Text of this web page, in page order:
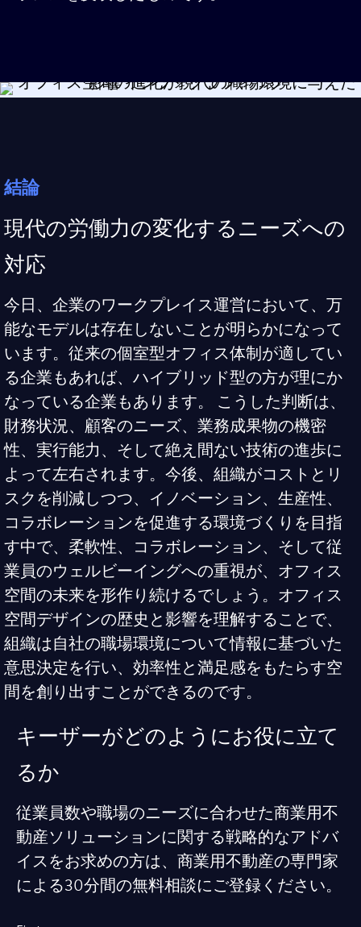
結論
現代の労働力の変化するニーズへの
対応
今日、企業のワークプレイス運営において、万
能なモデルは存在しないことが明らかになって
います。従来の個室型オフィス体制が適してい
る企業もあれば、ハイブリッド型の方が理にか
なっている企業もあります。 こうした判断は、
財務状況、顧客のニーズ、業務成果物の機密
性、実行能力、そして絶え間ない技術の進歩に
よって左右されます。今後、組織がコストとリ
スクを削減しつつ、イノベーション、生産性、
コラボレーションを促進する環境づくりを目指
す中で、柔軟性、コラボレーション、そして従
業員のウェルビーイングへの重視が、オフィス
空間の未来を形作り続けるでしょう。オフィス
空間デザインの歴史と影響を理解することで、
組織は自社の職場環境について情報に基づいた
意思決定を行い、効率性と満足感をもたらす空
間を創り出すことができるのです。
キーザーがどのようにお役に立て
るか
従業員数や職場のニーズに合わせた商業用不
動産ソリューションに関する戦略的なアドバ
イスをお求めの方は、商業用不動産の専門家
による30分間の無料相談にご登録ください。